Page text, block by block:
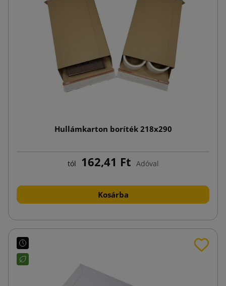
Hullámkarton boríték 218x290
tól 162,41 Ft Adóval
Kosárba